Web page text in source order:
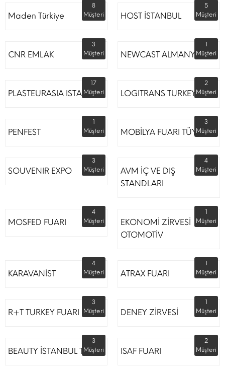
Maden Türkiye
8
Müşteri
HOST İSTANBUL
5
Müşteri
CNR EMLAK
3
Müşteri
NEWCAST ALMANYA
1
Müşteri
PLASTEURASIA ISTANBUL
17
Müşteri
LOGITRANS TURKEY
2
Müşteri
PENFEST
1
Müşteri
MOBİLYA FUARI TÜYAP
3
Müşteri
SOUVENIR EXPO
3
Müşteri
AVM İÇ VE DIŞ
STANDLARI
4
Müşteri
MOSFED FUARI
4
Müşteri
EKONOMİ ZİRVESİ
OTOMOTİV
1
Müşteri
KARAVANİST
4
Müşteri
ATRAX FUARI
1
Müşteri
R+T TURKEY FUARI
3
Müşteri
DENEY ZİRVESİ
1
Müşteri
BEAUTY İSTANBUL TÜYAP
3
Müşteri
ISAF FUARI
2
Müşteri